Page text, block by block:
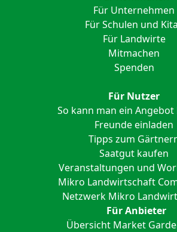
Für Unternehmen
Für Schulen und
Für Landwirte
Mitmachen
Spenden
Für Nutzer
So kann man ein Angebot
Freunde einladen
Tipps zum
Saatgut kaufen
Veranstaltungen und
Mikro Landwirtschaft
Netzwerk Mikro
Für Anbieter
Übersicht Market